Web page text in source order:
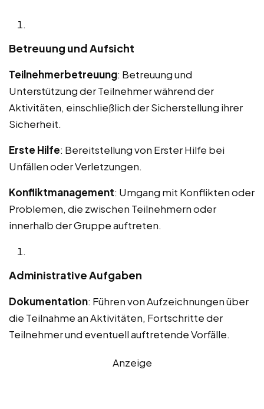
Betreuung und Aufsicht
Teilnehmerbetreuung: Betreuung und
Unterstützung der Teilnehmer während der
Aktivitäten, einschließlich der Sicherstellung ihrer
Sicherheit.
Erste Hilfe: Bereitstellung von Erster Hilfe bei
Unfällen oder Verletzungen.
Konfliktmanagement: Umgang mit Konflikten oder
Problemen, die zwischen Teilnehmern oder
innerhalb der Gruppe auftreten.
Administrative Aufgaben
Dokumentation: Führen von Aufzeichnungen über
die Teilnahme an Aktivitäten, Fortschritte der
Teilnehmer und eventuell auftretende Vorfälle.
Anzeige